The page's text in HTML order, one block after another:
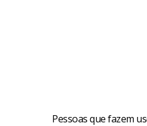
Pessoas que fazem